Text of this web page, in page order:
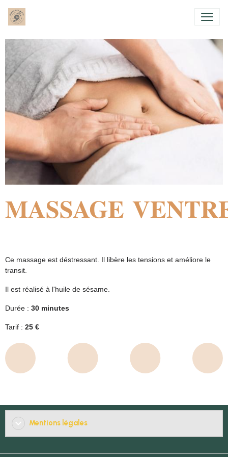
MASSAGE
Ce massage est déstressant. Il libère les tensions et améliore le
transit.
Il est réalisé à l'huile de sésame.
Durée : 30 minutes
Tarif : 25 €
Mentions légales